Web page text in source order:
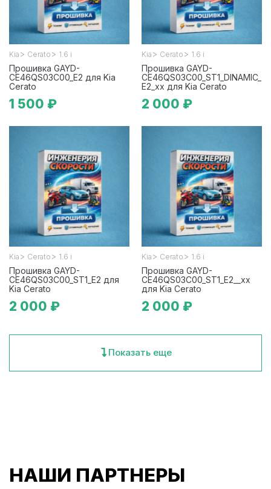
Kia > Cerato > 1.6 i
Прошивка GAYD-
CE46QS03C00_E2 для Kia
Cerato
1 500 ₽
Kia > Cerato > 1.6 i
Прошивка GAYD-
CE46QS03C00_ST1_DINAMIC_
E2_xx для Kia Cerato
2 000 ₽
Kia > Cerato > 1.6 i
Прошивка GAYD-
CE46QS03C00_ST1_E2 для
Kia Cerato
2 000 ₽
Kia > Cerato > 1.6 i
Прошивка GAYD-
CE46QS03C00_ST1_E2__xx
для Kia Cerato
2 000 ₽
Показать еще
НАШИ ПАРТНЕРЫ